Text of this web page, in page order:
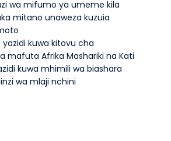
wa mifumo ya umeme kila
mitano unaweza kuzuia
yazidi kuwa kitovu cha
mafuta Afrika Mashariki na Kati
kuwa mhimili wa biashara
wa mlaji nchini